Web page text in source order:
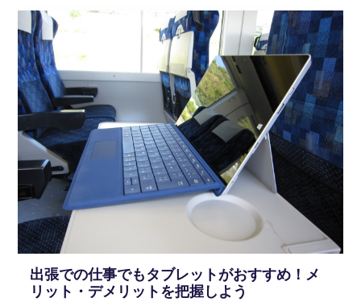
出張での仕事でもタブレットがおすすめ！メ
リット・デメリットを把握しよう